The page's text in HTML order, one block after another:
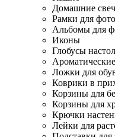
Домашние
Рамки для
Альбомы для
Иконы
Глобусы
Ложки для
Коврики в
Корзины для
Корзины для
Крючки
Лейки для